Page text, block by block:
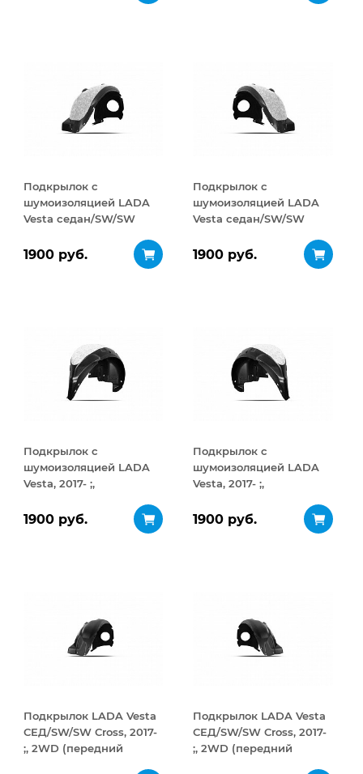
Подкрылок с
шумоизоляцией LADA
Vesta седан/SW/SW
(передний правый)
1900 руб.
Подкрылок с
шумоизоляцией LADA
Vesta седан/SW/SW
(передний левый)
1900 руб.
Подкрылок с
шумоизоляцией LADA
Vesta, 2017- ;,
(задний правый)
1900 руб.
Подкрылок с
шумоизоляцией LADA
Vesta, 2017- ;,
(задний левый)
1900 руб.
Подкрылок LADA Vesta
СЕД/SW/SW Cross, 2017-
;, 2WD (передний
Подкрылок LADA Vesta
СЕД/SW/SW Cross, 2017-
;, 2WD (передний